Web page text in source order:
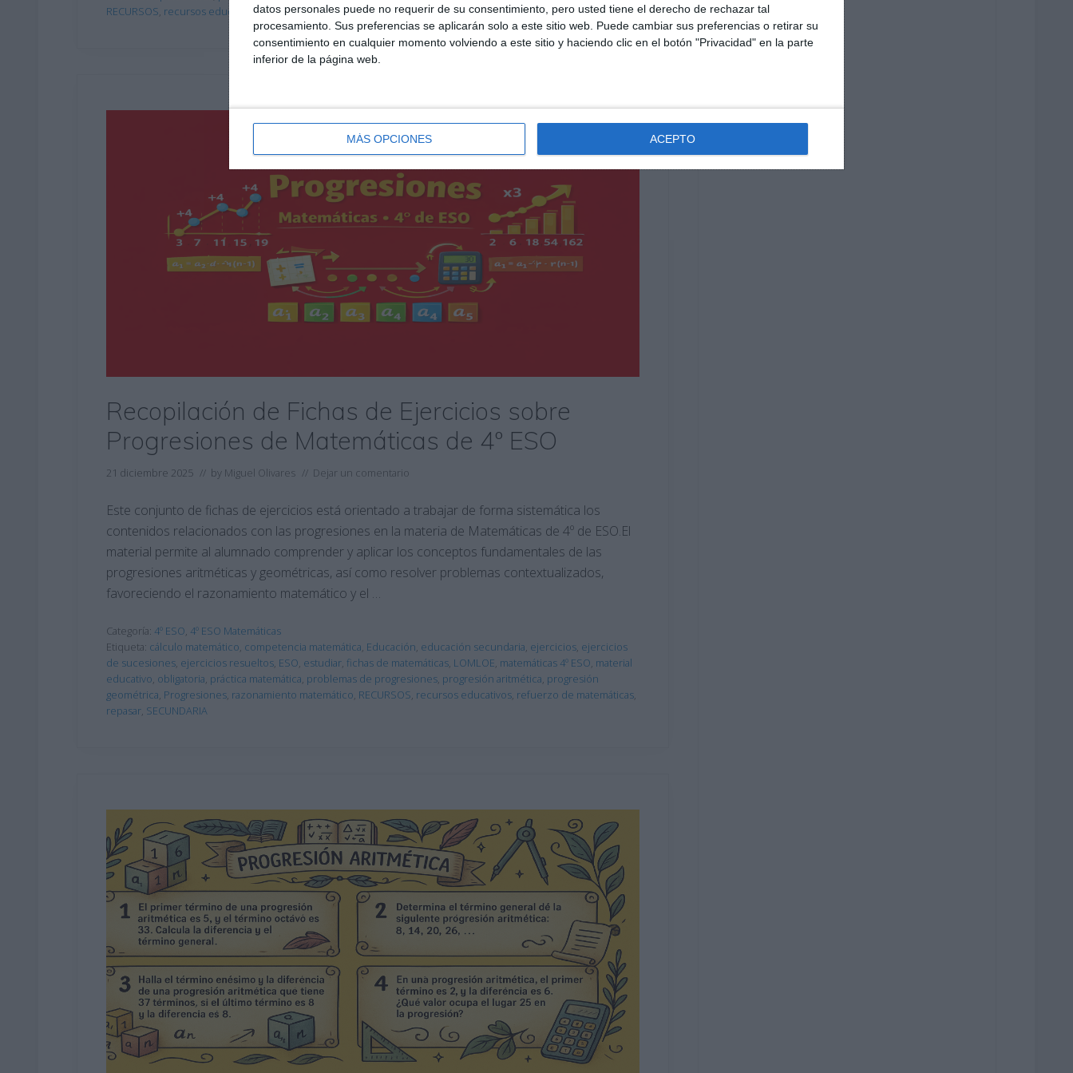
datos personales puede no requerir de su consentimiento, pero usted tiene el derecho de rechazar tal
procesamiento. Sus preferencias se aplicarán solo a este sitio web. Puede cambiar sus preferencias o retirar su
consentimiento en cualquier momento volviendo a este sitio y haciendo clic en el botón "Privacidad" en la parte
inferior de la página web.
MÁS OPCIONES ACEPTO
RECURSOS, recursos educativos,refuerzo matemático,repasar,SECUNDARIA,sumas y restas,visual thinking
Recopilación de Fichas de Ejercicios sobre
Progresiones de Matemáticas de 4º ESO
21 diciembre 2025 // by Miguel Olivares // Dejar un comentario
Este conjunto de fichas de ejercicios está orientado a trabajar de forma sistemática los
contenidos relacionados con las progresiones en la materia de Matemáticas de 4º de ESO.El
material permite al alumnado comprender y aplicar los conceptos fundamentales de las
progresiones aritméticas y geométricas, así como resolver problemas contextualizados,
favoreciendo el razonamiento matemático y el …
Categoría: 4º ESO, 4º ESO Matemáticas
Etiqueta: cálculo matemático, competencia matemática, Educación, educación secundaria, ejercicios, ejercicios
de sucesiones, ejercicios resueltos, ESO, estudiar, fichas de matemáticas, LOMLOE, matemáticas 4º ESO, material
educativo, obligatoria, práctica matemática, problemas de progresiones, progresión aritmética, progresión
geométrica, Progresiones, razonamiento matemático, RECURSOS, recursos educativos, refuerzo de matemáticas,
repasar, SECUNDARIA